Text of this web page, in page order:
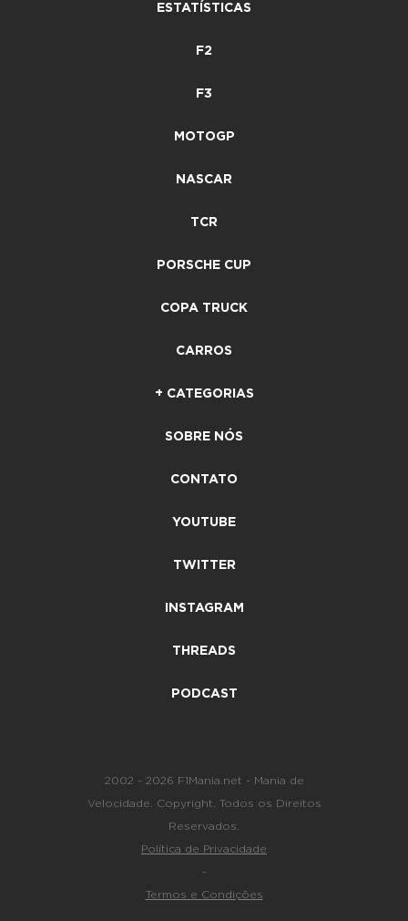
ESTATÍSTICAS
F2
F3
MOTOGP
NASCAR
TCR
PORSCHE CUP
COPA TRUCK
CARROS
+ CATEGORIAS
SOBRE NÓS
CONTATO
YOUTUBE
TWITTER
INSTAGRAM
THREADS
PODCAST
2002 - 2026 F1Mania.net - Mania de
Velocidade. Copyright. Todos os Direitos
Reservados.
Política de Privacidade
-
Termos e Condições